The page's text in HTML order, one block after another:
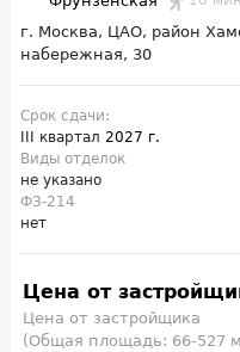
г. Москва, ЦАО, район
набережная, 30
Срок сдачи:
III квартал 2027 г.
Виды отделок
не указано
ФЗ-214
нет
Цена от
Цена от застройщика
(Общая площадь: 66-527